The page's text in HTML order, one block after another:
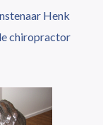
Henk
chiropractor